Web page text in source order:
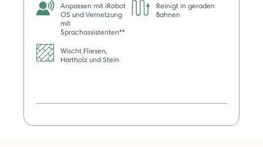
Anpassen mit iRobot
OS und Vernetzung
mit
Sprachassistenten**
Reinigt in geraden
Bahnen
Wischt Fliesen,
Hartholz und Stein